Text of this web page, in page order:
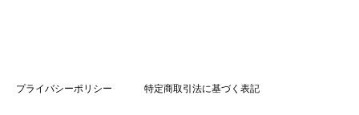
プライバシーポリシー 特定商取引法に基づく表記